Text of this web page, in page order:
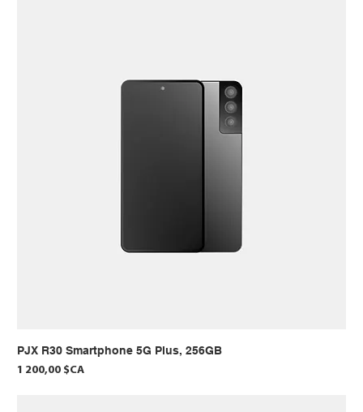
PJX R30 Smartphone 5G Plus, 256GB
Prix
1 200,00 $CA